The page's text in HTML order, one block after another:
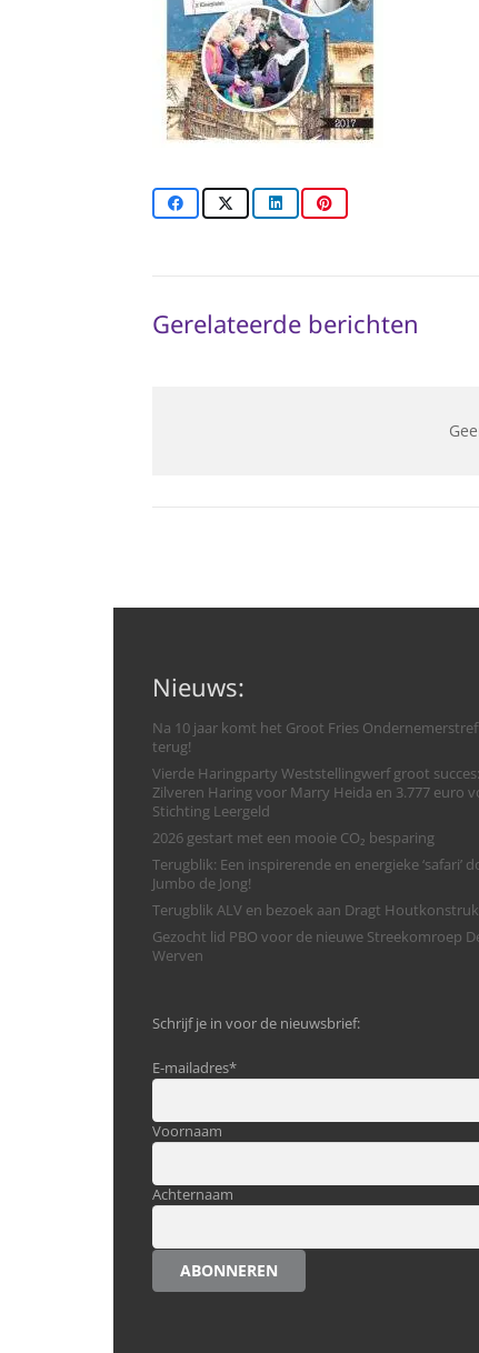
Gerelateerde berichten
Nieuws:
Na 10 jaar komt het Groot Fries
terug!
Vierde Haringparty Weststellingwerf groot succes:
Zilveren Haring voor Marry Heida en 3.777 euro
Stichting Leergeld
2026 gestart met een mooie CO₂ besparing
Terugblik: Een inspirerende en energieke ‘safari’
Jumbo de Jong!
Terugblik ALV en bezoek aan Dragt
Gezocht lid PBO voor de nieuwe Streekomroep
Werven
Schrijf je in voor de nieuwsbrief:
E-mailadres*
Voornaam
Achternaam
ABONNEREN